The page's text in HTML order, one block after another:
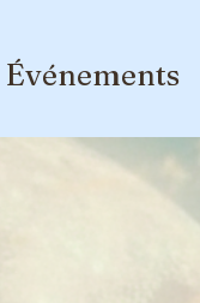
Événements